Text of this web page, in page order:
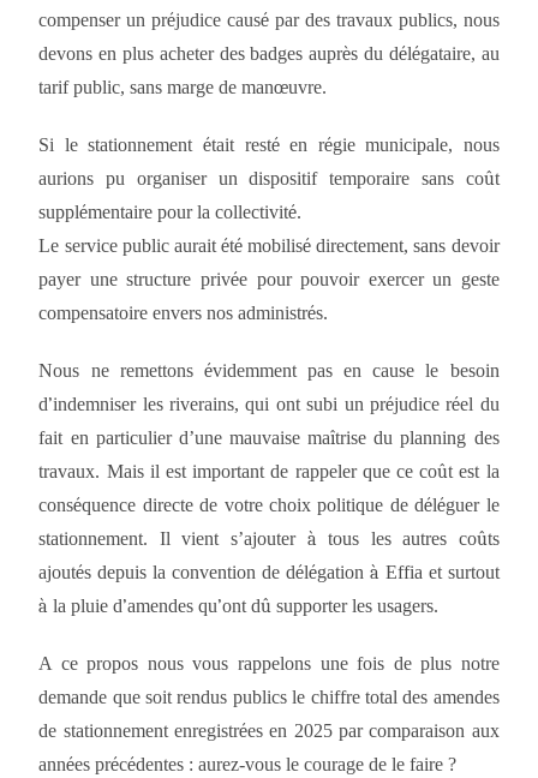
compenser un préjudice causé par des travaux publics, nous
devons en plus acheter des badges auprès du délégataire, au
tarif public, sans marge de manœuvre.
Si le stationnement était restéen régie municipale, nous
aurions pu organiser un dispositif temporaire sans coût
supplémentaire pour la collectivité.
Le service public aurait été mobilisé directement, sans devoir
payer une structure privée pour pouvoir exercer un geste
compensatoire envers nos administrés.
Nous ne remettons évidemment pas en cause le besoin
d’indemniser les riverains, qui ont subi un préjudice réel du
fait en particulier d’une mauvaise maîtrise du planning des
travaux. Mais il est important de rappeler que ce coût est la
conséquence directe de votre choix politique de déléguer le
stationnement. Il vient s’ajouter à tous les autres coûts
ajoutés depuis la convention de délégation à Effia et surtout
à la pluie d’amendes qu’ont dû supporter les usagers.
A ce propos nous vous rappelons une fois de plus notre
demande que soit rendus publics le chiffre total des amendes
de stationnement enregistrées en 2025 par comparaison aux
années précédentes : aurez-vous le courage de le faire ?